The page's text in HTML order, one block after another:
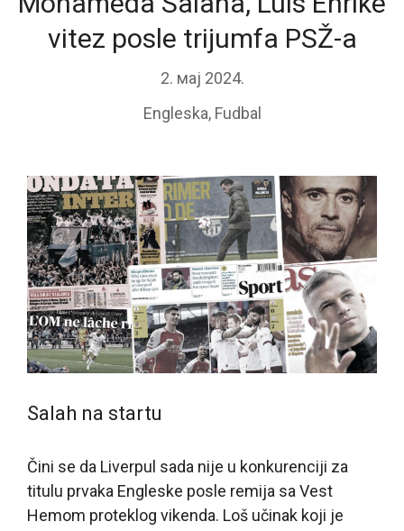
vitez posle trijumfa PSŽ-a
2. мај 2024.
Engleska, Fudbal
Salah na startu
Čini se da Liverpul sada nije u konkurenciji za
titulu prvaka Engleske posle remija sa Vest
Hemom proteklog vikenda. Loš učinak koji je